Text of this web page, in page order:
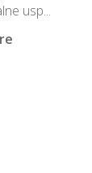
usp...